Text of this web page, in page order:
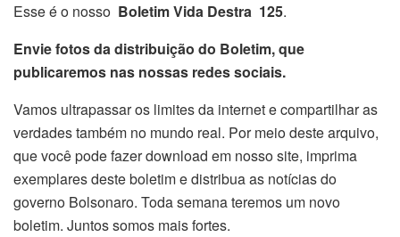
Esse é o nosso Boletim Vida Destra 125.
Envie fotos da distribuição do Boletim, que
publicaremos nas nossas redes sociais.
Vamos ultrapassar os limites da internet e compartilhar as
verdades também no mundo real. Por meio deste arquivo,
que você pode fazer download em nosso site, imprima
exemplares deste boletim e distribua as notícias do
governo Bolsonaro. Toda semana teremos um novo
boletim. Juntos somos mais fortes.